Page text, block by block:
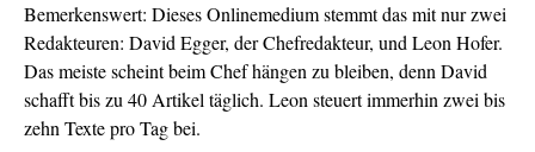
Bemerkenswert: Dieses Onlinemedium stemmt das mit nur zwei
Redakteuren: David Egger, der Chefredakteur, und Leon Hofer.
Das meiste scheint beim Chef hängen zu bleiben, denn David
schafft bis zu 40 Artikel täglich. Leon steuert immerhin zwei bis
zehn Texte pro Tag bei.